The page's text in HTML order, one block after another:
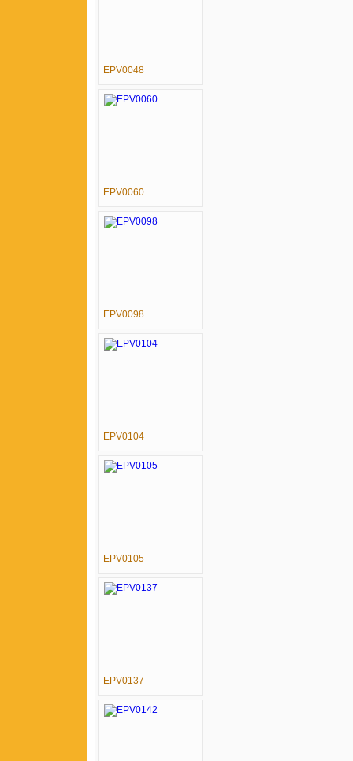
EPV0048
EPV0060
EPV0098
EPV0104
EPV0105
EPV0137